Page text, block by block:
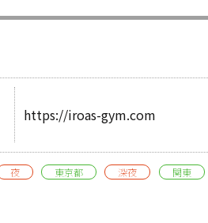
https://iroas-gym.com
夜 東京都 深夜 関東